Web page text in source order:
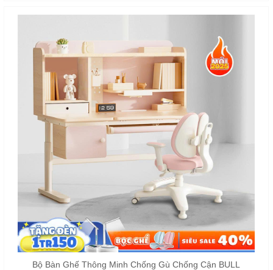
Bộ Bàn Ghế Thông Minh Chống Gù Chống Cận BULL